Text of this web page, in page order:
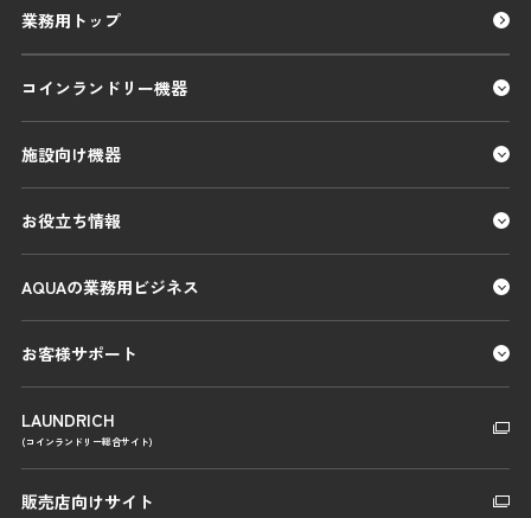
業務用トップ
コインランドリー機器
施設向け機器
お役立ち情報
AQUAの業務用ビジネス
お客様サポート
LAUNDRICH
(コインランドリー総合サイト)
販売店向けサイト